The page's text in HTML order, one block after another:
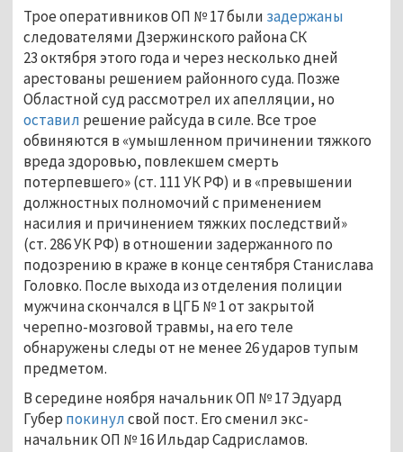
Трое оперативников ОП № 17 были задержаны
следователями Дзержинского района СК
23 октября этого года и через несколько дней
арестованы решением районного суда. Позже
Областной суд рассмотрел их апелляции, но
оставил решение райсуда в силе. Все трое
обвиняются в «умышленном причинении тяжкого
вреда здоровью, повлекшем смерть
потерпевшего» (ст. 111 УК РФ) и в «превышении
должностных полномочий с применением
насилия и причинением тяжких последствий»
(ст. 286 УК РФ) в отношении задержанного по
подозрению в краже в конце сентября Станислава
Головко. После выхода из отделения полиции
мужчина скончался в ЦГБ № 1 от закрытой
черепно-мозговой травмы, на его теле
обнаружены следы от не менее 26 ударов тупым
предметом.
В середине ноября начальник ОП № 17 Эдуард
Губер покинулсвой пост. Его сменил экс-
начальник ОП № 16 Ильдар Садрисламов.